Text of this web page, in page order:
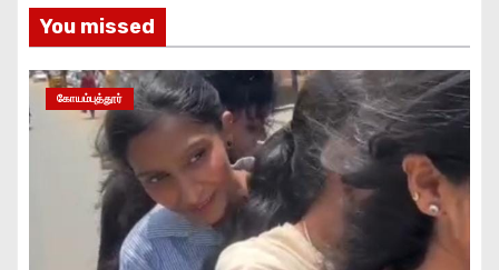
You missed
கோயம்புத்தூர்